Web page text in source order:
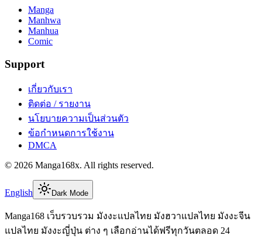
Manga
Manhwa
Manhua
Comic
Support
เกี่ยวกับเรา
ติดต่อ / รายงาน
นโยบายความเป็นส่วนตัว
ข้อกำหนดการใช้งาน
DMCA
© 2026 Manga168x. All rights reserved.
English Dark Mode
Manga168 เว็บรวบรวม มังงะแปลไทย มังฮวาแปลไทย มังงะจีน
แปลไทย มังงะญี่ปุ่น ต่าง ๆ เลือกอ่านได้ฟรีทุกวันตลอด 24